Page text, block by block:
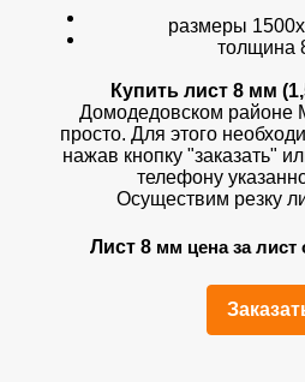
размеры
толщина
Купить лист 8 мм
Домодедовском районе
просто. Для этого
нажав кнопку "заказать"
телефону
Осуществим резку
Лист 8 мм цена за лист